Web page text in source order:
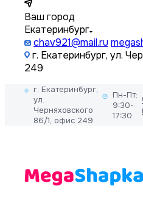
Ваш город
Екатеринбург
chav921@mail.ru
г. Екатеринбург, ул.
249
г. Екатеринбург,
ул.
Черняховского
86/1, офис 249
Пн-Пт:
9:30-
17:30